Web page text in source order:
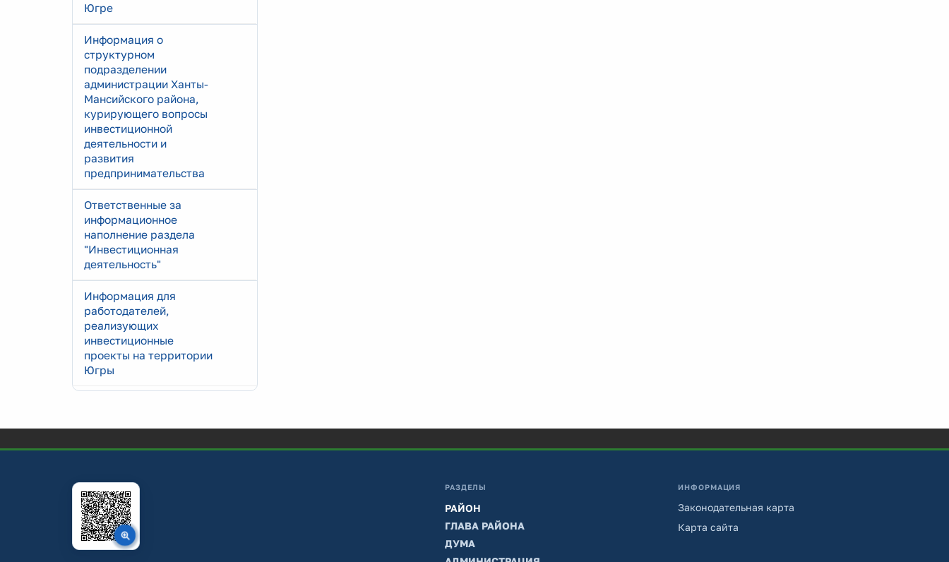
Югре
Информация о
структурном
подразделении
администрации Ханты-
Мансийского района,
курирующего вопросы
инвестиционной
деятельности и
развития
предпринимательства
Ответственные за
информационное
наполнение раздела
"Инвестиционная
деятельность"
Информация для
работодателей,
реализующих
инвестиционные
проекты на территории
Югры
РАЗДЕЛЫ
РАЙОН
ГЛАВА РАЙОНА
ДУМА
ИНФОРМАЦИЯ
Законодательная карта
Карта сайта